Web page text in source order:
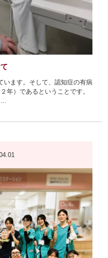
います。そして、認知症の有病
年）であるということです。